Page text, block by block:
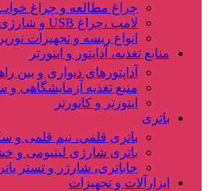
چراغ مطالعه و چراغ
لامپ ،چراغ USB و شارژی
انواع ریسه و تجهیزات
منابع تغذیه، آداپتور و اینورتر
آداپتورهای دیواری و بین
منبع تغذیه آزمایشگاهی و
اینورتر و کانورتر
باتری
باتری قلمی، نیم قلمی و
باتری شارژی لیتیومی و
جاباتری، شارژر و تستر
ابزارآلات و تجهیزات